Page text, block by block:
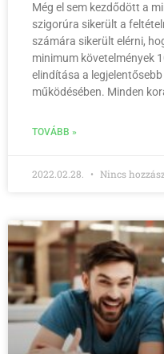
Még el sem kezdődött a
szigorúra sikerült a
számára sikerült elérni,
minimum követelmények
elindítása a
működésé­ben. Minden
TOVÁBB »
2022.02.28. Nincs